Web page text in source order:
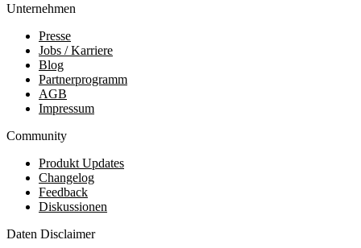
Unternehmen
Presse
Jobs / Karriere
Blog
Partnerprogramm
AGB
Impressum
Community
Produkt Updates
Changelog
Feedback
Diskussionen
Daten Disclaimer